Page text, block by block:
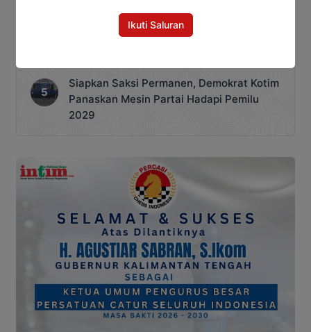
Jangan Lengah, Inilah Kejahatan Dunia
Siapkan Saksi Permanen, Demokrat Kotim
Panaskan Mesin Partai Hadapi Pemilu
2029
Ikuti Saluran